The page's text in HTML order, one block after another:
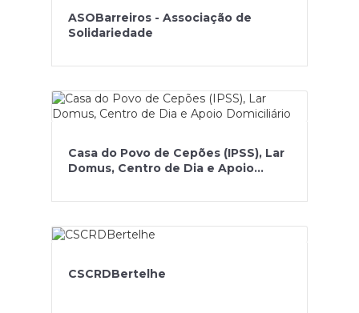
ASOBarreiros - Associação de
Solidariedade
Casa do Povo de Cepões (IPSS), Lar
Domus, Centro de Dia e Apoio
CSCRDBertelhe